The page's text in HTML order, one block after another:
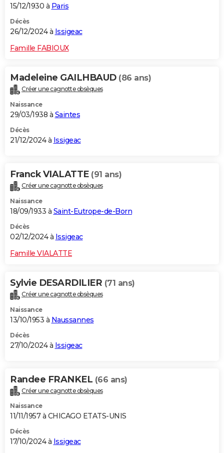
15/12/1930 à Paris
Décès
26/12/2024 à Issigeac
Famille FABIOUX
Madeleine GAILHBAUD (86 ans)
Créer une cagnotte obsèques
Naissance
29/03/1938 à Saintes
Décès
21/12/2024 à Issigeac
Franck VIALATTE (91 ans)
Créer une cagnotte obsèques
Naissance
18/09/1933 à Saint-Eutrope-de-Born
Décès
02/12/2024 à Issigeac
Famille VIALATTE
Sylvie DESARDILIER (71 ans)
Créer une cagnotte obsèques
Naissance
13/10/1953 à Naussannes
Décès
27/10/2024 à Issigeac
Randee FRANKEL (66 ans)
Créer une cagnotte obsèques
Naissance
11/11/1957 à CHICAGO ETATS-UNIS
Décès
17/10/2024 à Issigeac